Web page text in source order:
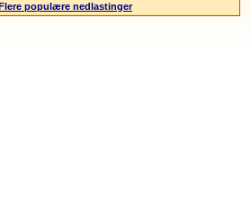
populære nedlastinger